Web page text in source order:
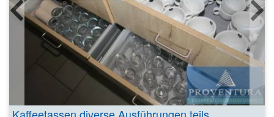
Kaffeetassen diverse Ausführungen teils